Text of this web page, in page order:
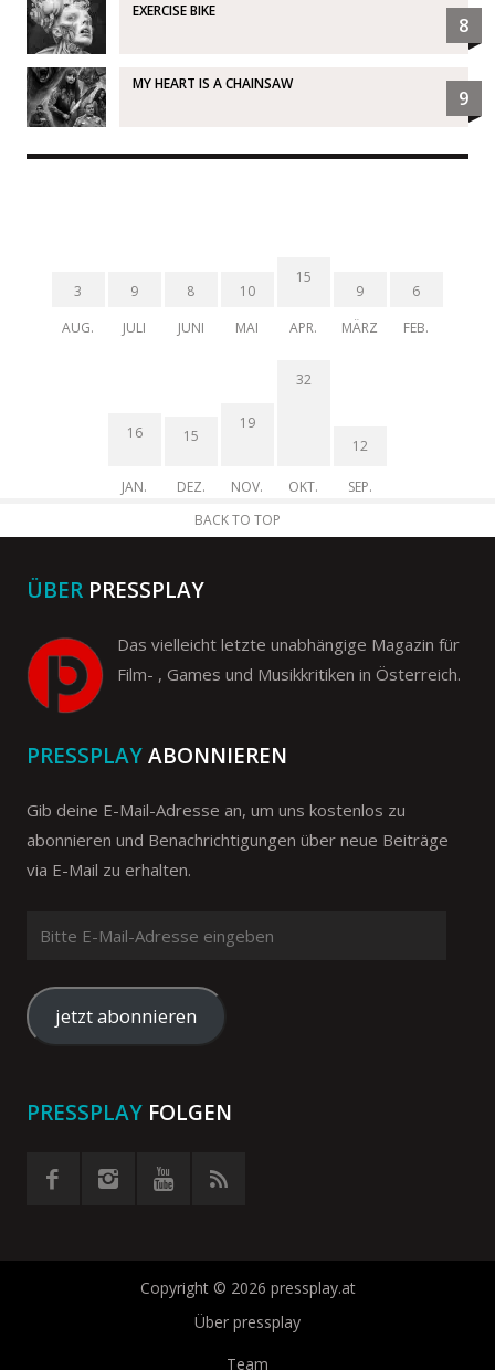
EXERCISE BIKE
8
MY HEART IS A CHAINSAW
9
3
AUG.
9
JULI
8
JUNI
10
MAI
15
APR.
9
MÄRZ
6
FEB.
16
JAN.
15
DEZ.
19
NOV.
32
OKT.
12
SEP.
BACK TO TOP
ÜBER PRESSPLAY
Das vielleicht letzte unabhängige Magazin für
Film- , Games und Musikkritiken in Österreich.
PRESSPLAYABONNIEREN
Gib deine E-Mail-Adresse an, um uns kostenlos zu
abonnieren und Benachrichtigungen über neue Beiträge
via E-Mail zu erhalten.
Mail-
Adresse
eingeben
jetzt abonnieren
PRESSPLAY FOLGEN
Copyright © 2026 pressplay.at
Über pressplay
Team